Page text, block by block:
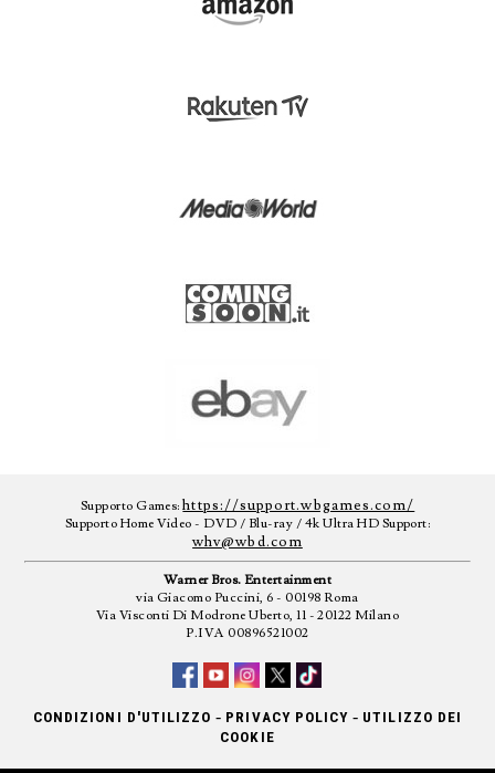
Supporto Games:https://support.wbgames.com/
Supporto Home Video - DVD / Blu-ray / 4k Ultra HD Support:
whv@wbd.com
Warner Bros. Entertainment
via Giacomo Puccini, 6 - 00198 Roma
Via Visconti Di Modrone Uberto, 11 - 20122 Milano
P.IVA 00896521002
CONDIZIONI D'UTILIZZO - PRIVACY POLICY - UTILIZZO DEI
COOKIE